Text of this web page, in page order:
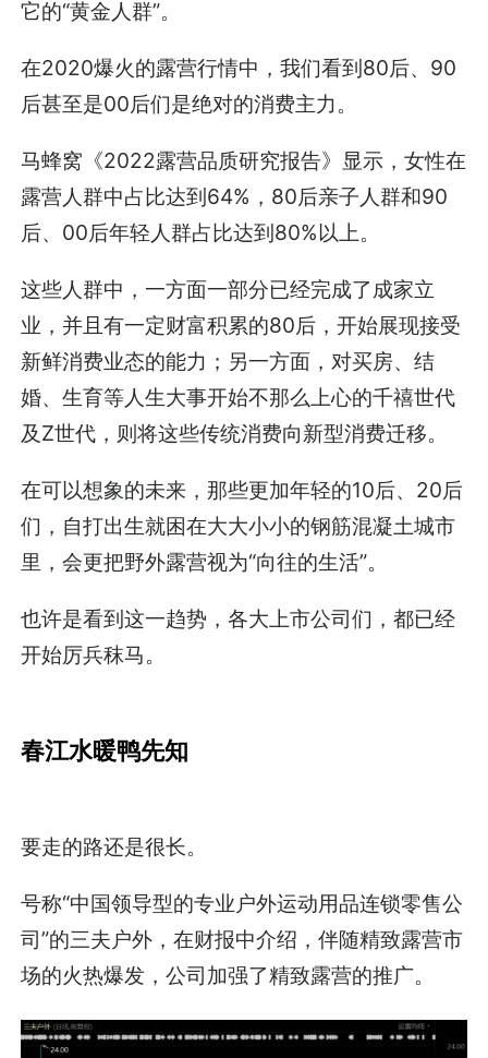
它的“黄金人群”。
在2020爆火的露营行情中，我们看到80后、90
后甚至是00后们是绝对的消费主力。
马蜂窝《2022露营品质研究报告》显示，女性在
露营人群中占比达到64%，80后亲子人群和90
后、00后年轻人群占比达到80%以上。
这些人群中，一方面一部分已经完成了成家立
业，并且有一定财富积累的80后，开始展现接受
新鲜消费业态的能力；另一方面，对买房、结
婚、生育等人生大事开始不那么上心的千禧世代
及Z世代，则将这些传统消费向新型消费迁移。
在可以想象的未来，那些更加年轻的10后、20后
们，自打出生就困在大大小小的钢筋混凝土城市
里，会更把野外露营视为“向往的生活”。
也许是看到这一趋势，各大上市公司们，都已经
开始厉兵秣马。
春江水暖鸭先知
要走的路还是很长。
号称“中国领导型的专业户外运动用品连锁零售公
司”的三夫户外，在财报中介绍，伴随精致露营市
场的火热爆发，公司加强了精致露营的推广。